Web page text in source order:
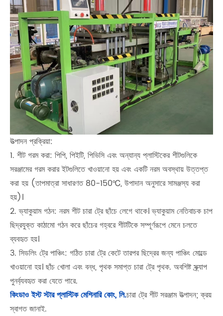
উত্পাদন প্রক্রিয়া:
1. শীট গরম করা: পিপি, পিইটি, পিভিসি এবং অন্যান্য প্লাস্টিকের শীটগুলিকে
সরঞ্জামের গরম করার ইটগুলিতে খাওয়ানো হয় এবং একটি নরম অবস্থায় উত্তপ্ত
করা হয় (তাপমাত্রা সাধারণত 80-150℃, উপাদান অনুসারে সামঞ্জস্য করা
হয়)।
2. ভ্যাকুয়াম গঠন: নরম শীট চারা ট্রে ছাঁচে লেগে থাকে। ভ্যাকুয়াম নেতিবাচক চাপ
ছিদ্রযুক্ত কাঠামো গঠন করে ছাঁচের গহ্বরে শীটটিকে সম্পূর্ণরূপে মেনে চলতে
ব্যবহৃত হয়।
3. সিডলিং ট্রে পাঞ্চিং: গঠিত চারা ট্রে কেটে তারপর ছিদ্রের জন্য পাঞ্চিং মোল্ডে
খাওয়ানো হয়। ছাঁচ খোলা এবং বন্ধ, পৃথক সমাপ্ত চারা ট্রে পৃথক. অবশিষ্ট স্ক্র্যাপ
পুনর্ব্যবহৃত করা যেতে পারে.
কিংডাও ইস্ট স্টার প্লাস্টিক মেশিনারি কোং, লি.চারা ট্রে শীট সরঞ্জাম উত্পাদন; ক্রয়
স্বাগত জানাই.